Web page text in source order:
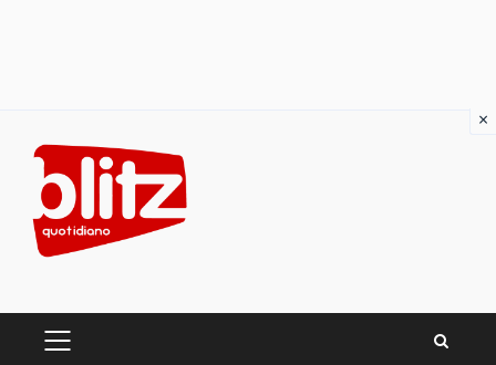
content
PRIMARY
×